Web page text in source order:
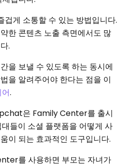
게 소통할 수 있는 방법입니다.
한 콘텐츠 노출 측면에서도 많
.
을 보낼 수 있도록 하는 동시에
을 알려주어야 한다는 점을 이
.
은 Family Center를 출시
들이 소셜 플랫폼을 어떻게 사
이 되는 효과적인 도구입니다.
를 사용하면 부모는 자녀가